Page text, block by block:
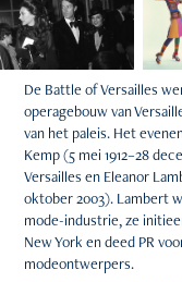
De Battle of Versailles
operagebouw van
van het paleis. Het
Kemp (5 mei 1912–28
Versailles en Eleanor
oktober 2003). Lambert
mode-industrie, ze
New York en deed PR
modeontwerpers.